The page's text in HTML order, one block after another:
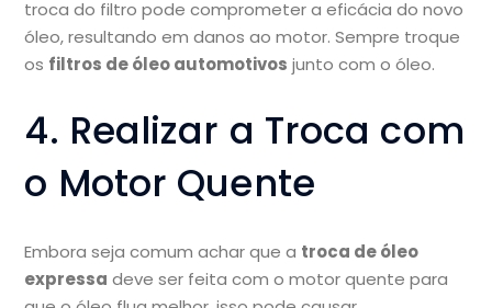
troca do filtro pode comprometer a eficácia do novo
óleo, resultando em danos ao motor. Sempre troque
os filtros de óleo automotivos junto com o óleo.
4. Realizar a Troca com
o Motor Quente
Embora seja comum achar que a troca de óleo
expressa deve ser feita com o motor quente para